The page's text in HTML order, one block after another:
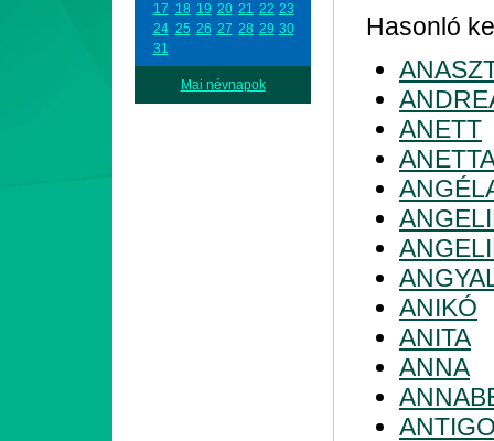
17 18 19 20 21 22 23
24 25 26 27 28 29 30
31
Mai névnapok
Hasonló
ANETT
ANIKÓ
ANITA
ANNA